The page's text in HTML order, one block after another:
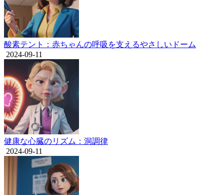
酸素テント：赤ちゃんの呼吸を支えるやさしいドーム
2024-09-11
健康な心臓のリズム：洞調律
2024-09-11